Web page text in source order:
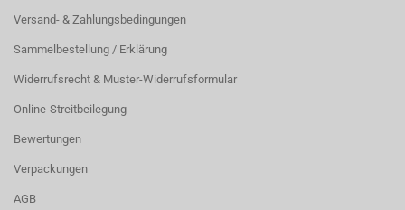
Versand- & Zahlungsbedingungen
Sammelbestellung / Erklärung
Widerrufsrecht & Muster-Widerrufsformular
Online-Streitbeilegung
Bewertungen
Verpackungen
AGB